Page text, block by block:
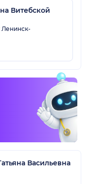
Витебской
Ленинск-
Васильевна